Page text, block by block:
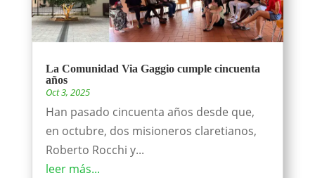
La Comunidad Via Gaggio cumple cincuenta
años
Oct 3, 2025
Han pasado cincuenta años desde que,
en octubre, dos misioneros claretianos,
Roberto Rocchi y...
leer más...